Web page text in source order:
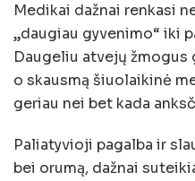
Medikai dažnai renkasi
„daugiau gyvenimo“ iki
Daugeliu atvejų žmogus
o skausmą šiuolaikinė
geriau nei bet kada
Paliatyvioji pagalba ir
bei orumą, dažnai